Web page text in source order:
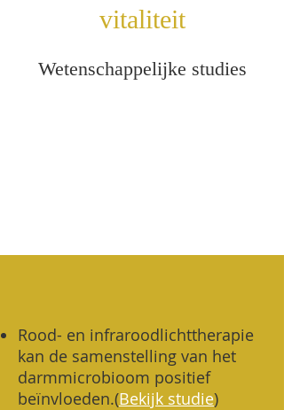
vitaliteit
Wetenschappelijke studies
Rood- en infraroodlichttherapie
kan de samenstelling van het
darmmicrobioom positief
beïnvloeden.(Bekijk studie)